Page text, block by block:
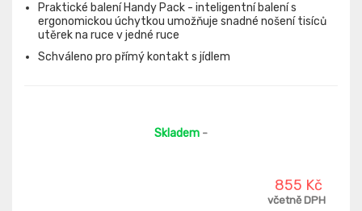
Praktické balení Handy Pack - inteligentní balení s
ergonomickou úchytkou umožňuje snadné nošení tisíců
utěrek na ruce v jedné ruce
Schváleno pro přímý kontakt s jídlem
Skladem -
855 Kč
včetně DPH